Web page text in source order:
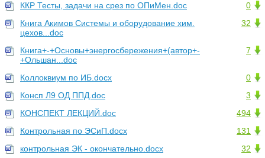
0
ККР Тесты, задачи на срез по ОПиМен.doc
32
Книга Акимов Системы и оборудование хим.
цехов...doc
7
Книга+-+Основы+энергосбережения+(автор+-
+Ольшан...doc
0
Коллоквиум по ИБ.docx
3
Консп Л9 ОД ППД.doc
494
КОНСПЕКТ ЛЕКЦИЙ.doc
131
Контрольная по ЭСиП.docx
32
контрольная ЭК - окончательно.docx